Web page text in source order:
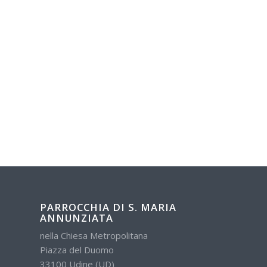
PARROCCHIA DI S. MARIA
ANNUNZIATA
nella Chiesa Metropolitana
Piazza del Duomo
33100 Udine (UD)